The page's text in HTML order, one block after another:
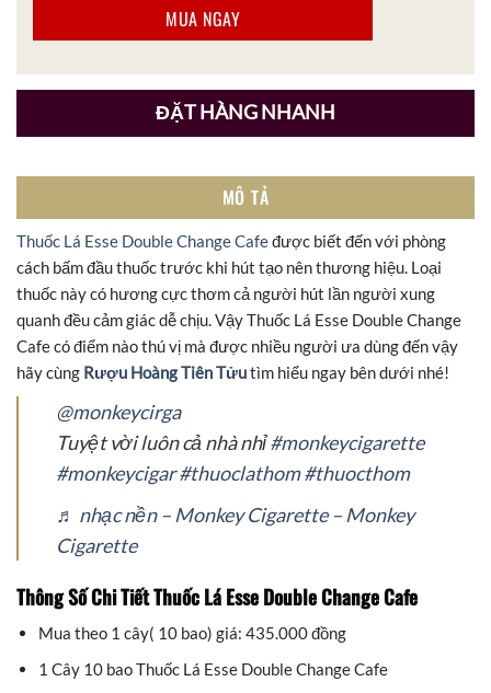
MUA NGAY
ĐẶT HÀNG NHANH
MÔ TẢ
Thuốc Lá Esse Double Change Cafeđược biết đến với phòng
cách bấm đầu thuốc trước khi hút tạo nên thương hiệu. Loại
thuốc này có hương cực thơm cả người hút lần người xung
quanh đều cảm giác dễ chịu. Vậy Thuốc Lá Esse Double Change
Cafe có điểm nào thú vị mà được nhiều người ưa dùng đến vậy
hãy cùng Rượu Hoàng Tiên Tửutìm hiểu ngay bên dưới nhé!
@monkeycirga
Tuyệt vời luôn cả nhà nhỉ#monkeycigarette
#monkeycigar#thuoclathom#thuocthom
♬ nhạc nền – Monkey Cigarette – Monkey
Cigarette
Thông Số Chi Tiết Thuốc Lá Esse Double Change Cafe
Mua theo 1 cây( 10 bao) giá: 435.000 đồng
1 Cây 10 bao Thuốc Lá Esse Double Change Cafe